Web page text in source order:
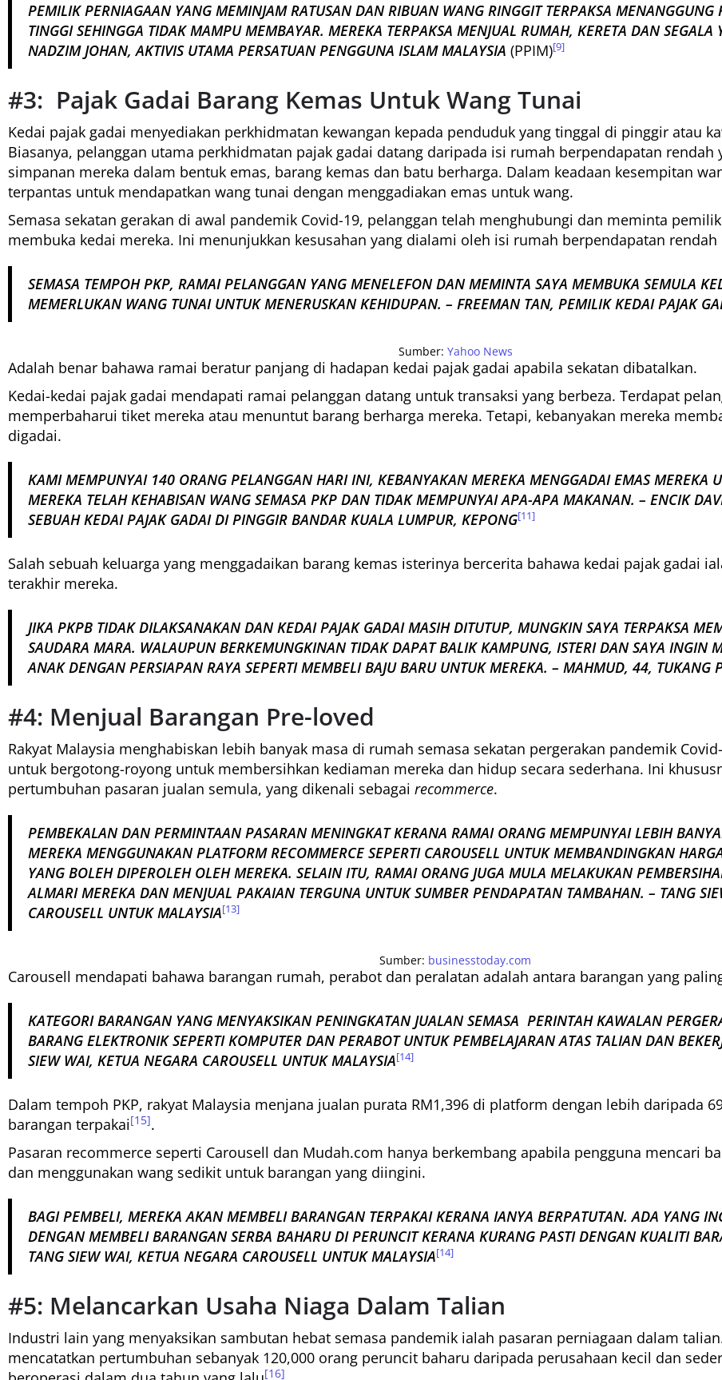
PEMILIK PERNIAGAAN YANG MEMINJAM RATUSAN DAN RIBUAN WANG RINGGIT TERPAKSA MENANGGUNG
TINGGI SEHINGGA TIDAK MAMPU MEMBAYAR. MEREKA TERPAKSA MENJUAL RUMAH, KERETA DAN
NADZIM JOHAN, AKTIVIS UTAMA PERSATUAN PENGGUNA ISLAM MALAYSIA (PPIM)[9]
#3: Pajak Gadai Barang Kemas Untuk Wang Tunai
Kedai pajak gadai menyediakan perkhidmatan kewangan kepada penduduk yang tinggal di pinggir atau
Biasanya, pelanggan utama perkhidmatan pajak gadai datang daripada isi rumah berpendapatan rendah
simpanan mereka dalam bentuk emas, barang kemas dan batu berharga. Dalam keadaan kesempitan
terpantas untuk mendapatkan wang tunai dengan menggadiakan emas untuk wang.
Semasa sekatan gerakan di awal pandemik Covid-19, pelanggan telah menghubungi dan meminta
membuka kedai mereka. Ini menunjukkan kesusahan yang dialami oleh isi rumah berpendapatan
SEMASA TEMPOH PKP, RAMAI PELANGGAN YANG MENELEFON DAN MEMINTA SAYA MEMBUKA SEMULA
MEMERLUKAN WANG TUNAI UNTUK MENERUSKAN KEHIDUPAN. – FREEMAN TAN, PEMILIK KEDAI PAJAK
Sumber: Yahoo News
Adalah benar bahawa ramai beratur panjang di hadapan kedai pajak gadai apabila sekatan dibatalkan.
Kedai-kedai pajak gadai mendapati ramai pelanggan datang untuk transaksi yang berbeza. Terdapat
memperbaharui tiket mereka atau menuntut barang berharga mereka. Tetapi, kebanyakan mereka
digadai.
KAMI MEMPUNYAI 140 ORANG PELANGGAN HARI INI, KEBANYAKAN MEREKA MENGGADAI EMAS MEREKA
MEREKA TELAH KEHABISAN WANG SEMASA PKP DAN TIDAK MEMPUNYAI APA-APA MAKANAN. – ENCIK
SEBUAH KEDAI PAJAK GADAI DI PINGGIR BANDAR KUALA LUMPUR, KEPONG[11]
Salah sebuah keluarga yang menggadaikan barang kemas isterinya bercerita bahawa kedai pajak gadai
terakhir mereka.
JIKA PKPB TIDAK DILAKSANAKAN DAN KEDAI PAJAK GADAI MASIH DITUTUP, MUNGKIN SAYA TERPAKSA
SAUDARA MARA. WALAUPUN BERKEMUNGKINAN TIDAK DAPAT BALIK KAMPUNG, ISTERI DAN SAYA INGIN
ANAK DENGAN PERSIAPAN RAYA SEPERTI MEMBELI BAJU BARU UNTUK MEREKA. – MAHMUD, 44, TUKANG
#4: Menjual Barangan Pre-loved
Rakyat Malaysia menghabiskan lebih banyak masa di rumah semasa sekatan pergerakan pandemik
untuk bergotong-royong untuk membersihkan kediaman mereka dan hidup secara sederhana. Ini
pertumbuhan pasaran jualan semula, yang dikenali sebagai recommerce.
PEMBEKALAN DAN PERMINTAAN PASARAN MENINGKAT KERANA RAMAI ORANG MEMPUNYAI LEBIH
MEREKA MENGGUNAKAN PLATFORMRECOMMERCE SEPERTI CAROUSELL UNTUK MEMBANDINGKAN
YANG BOLEH DIPEROLEH OLEH MEREKA. SELAIN ITU, RAMAI ORANG JUGA MULA MELAKUKAN
ALMARI MEREKA DAN MENJUAL PAKAIAN TERGUNA UNTUK SUMBER PENDAPATAN TAMBAHAN. – TANG
CAROUSELL UNTUK MALAYSIA[13]
Sumber: businesstoday.com
Carousell mendapati bahawa barangan rumah, perabot dan peralatan adalah antara barangan yang
KATEGORI BARANGAN YANG MENYAKSIKAN PENINGKATAN JUALAN SEMASA PERINTAH KAWALAN
BARANG ELEKTRONIK SEPERTI KOMPUTER DAN PERABOT UNTUK PEMBELAJARAN ATAS TALIAN DAN
SIEW WAI, KETUA NEGARA CAROUSELL UNTUK MALAYSIA[14]
Dalam tempoh PKP, rakyat Malaysia menjana jualan purata RM1,396 di platform dengan lebih daripada
barangan terpakai[15].
Pasaran recommerce seperti Carousell dan Mudah.com hanya berkembang apabila pengguna mencari
dan menggunakan wang sedikit untuk barangan yang diingini.
BAGI PEMBELI, MEREKA AKAN MEMBELI BARANGAN TERPAKAI KERANA IANYA BERPATUTAN. ADA YANG
DENGAN MEMBELI BARANGAN SERBA BAHARU DI PERUNCIT KERANA KURANG PASTI DENGAN KUALITI
TANG SIEW WAI, KETUA NEGARA CAROUSELL UNTUK MALAYSIA[14]
#5: Melancarkan Usaha Niaga Dalam Talian
Industri lain yang menyaksikan sambutan hebat semasa pandemik ialah pasaran perniagaan dalam
mencatatkan pertumbuhan sebanyak 120,000 orang peruncit baharu daripada perusahaan kecil dan
[16]